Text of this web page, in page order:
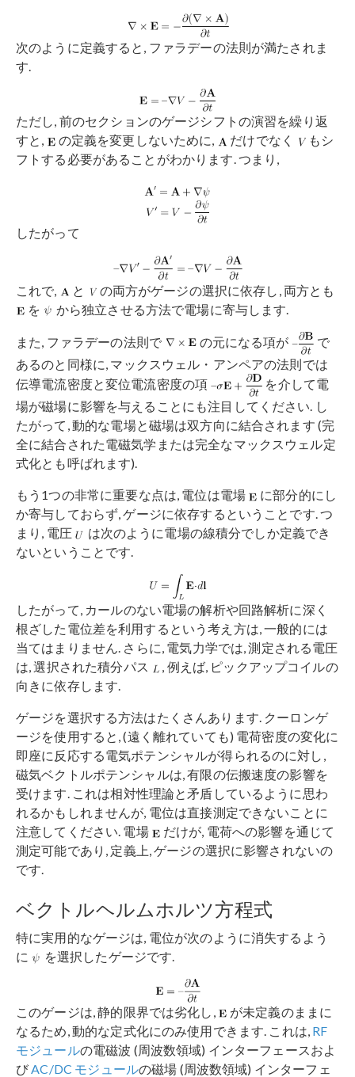
次のように定義すると, ファラデーの法則が満たされま
す.
ただし, 前のセクションのゲージシフトの演習を繰り返
すと,
の定義を変更しないために, だけでなく
もシ
フトする必要があることがわかります. つまり,
したがって
これで, と
の両方がゲージの選択に依存し, 両方とも
を
から独立させる方法で電場に寄与します.
また, ファラデーの法則で の元になる項が
で
あるのと同様に, マックスウェル・アンペアの法則では
伝導電流密度と変位電流密度の項
を介して電
場が磁場に影響を与えることにも注目してください. し
たがって, 動的な電場と磁場は双方向に結合されます (完
全に結合された電磁気学または完全なマックスウェル定
式化とも呼ばれます).
もう1つの非常に重要な点は, 電位は電場
に部分的にし
か寄与しておらず, ゲージに依存するということです. つ
まり, 電圧
は次のように電場の線積分でしか定義でき
ないということです.
したがって, カールのない電場の解析や回路解析に深く
根ざした電位差を利用するという考え方は, 一般的には
当てはまりません. さらに, 電気力学では, 測定される電圧
は, 選択された積分パス
, 例えば, ピックアップコイルの
向きに依存します.
ゲージを選択する方法はたくさんあります. クーロンゲ
ージを使用すると, (遠く離れていても) 電荷密度の変化に
即座に反応する電気ポテンシャルが得られるのに対し,
磁気ベクトルポテンシャルは, 有限の伝搬速度の影響を
受けます. これは相対性理論と矛盾しているように思わ
れるかもしれませんが, 電位は直接測定できないことに
注意してください. 電場
だけが, 電荷への影響を通じて
測定可能であり, 定義上, ゲージの選択に影響されないの
です.
ベクトルヘルムホルツ方程式
特に実用的なゲージは, 電位が次のように消失するよう
に
を選択したゲージです.
このゲージは, 静的限界では劣化し,
が未定義のままに
なるため, 動的な定式化にのみ使用できます. これは, RF
モジュールの電磁波 (周波数領域) インターフェースおよ
び AC/DC モジュールの磁場 (周波数領域) インターフェ